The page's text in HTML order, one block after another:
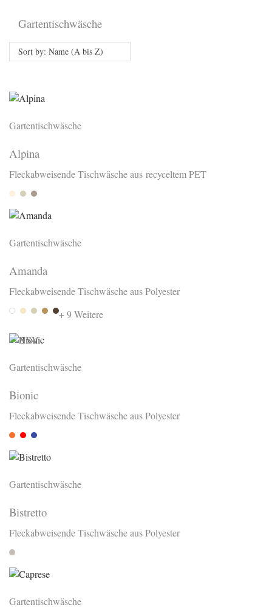
Gartentischwäsche
Sort by: Name (A bis Z)
Gartentischwäsche
Alpina
Fleckabweisende Tischwäsche aus recyceltem PET
SandArenaBasalt
Gartentischwäsche
Amanda
Fleckabweisende Tischwäsche aus Polyester
BiancaBeigeArenaTerra 709
Choco
+ 9 Weitere
Gartentischwäsche
Bionic
Fleckabweisende Tischwäsche aus Polyester
Orange
RotRoyal
Gartentischwäsche
Bistretto
Fleckabweisende Tischwäsche aus Polyester
Stone
Gartentischwäsche